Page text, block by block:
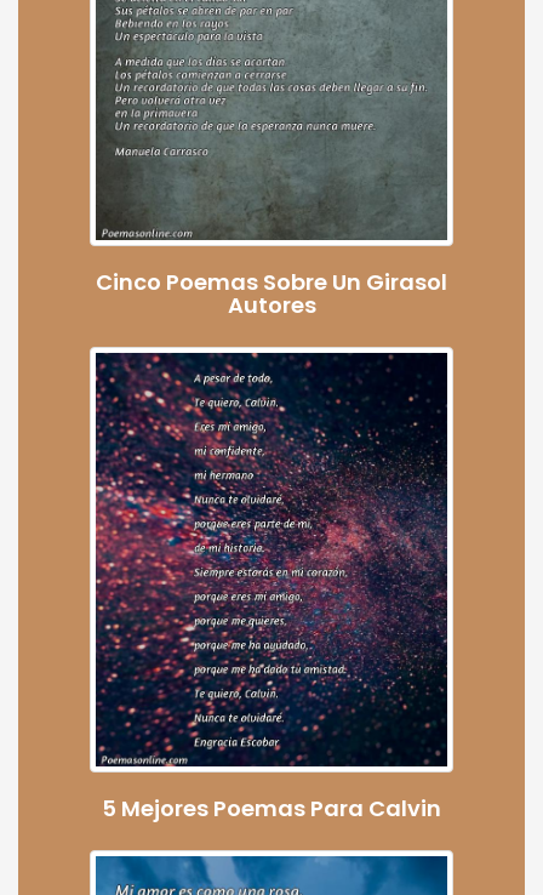
Cinco Poemas Sobre Un Girasol
Autores
5 Mejores Poemas Para Calvin